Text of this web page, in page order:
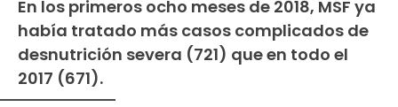
En los primeros ocho meses de 2018, MSF ya
había tratado más casos complicados de
desnutrición severa (721) que en todo el
2017 (671).